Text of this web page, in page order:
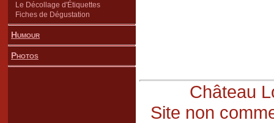
Le Décollage d'Étiquettes
Fiches de Dégustation
Humour
Photos
Château
Site non